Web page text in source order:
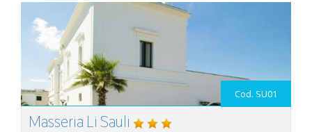
Cod. SU01
Masseria Li Sauli